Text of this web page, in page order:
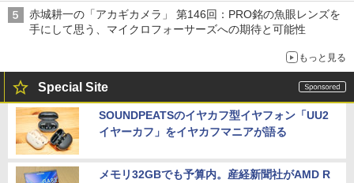
赤城耕一の「アカギカメラ」 第146回：PRO銘の魚眼レンズを
手にして思う、マイクロフォーサーズへの期待と可能性
もっと見る
Special Site
SOUNDPEATSのイヤカフ型イヤフォン「UU2
イヤーカフ」をイヤカフマニアが語る
メモリ32GBでも予算内。産経新聞社がAMD R